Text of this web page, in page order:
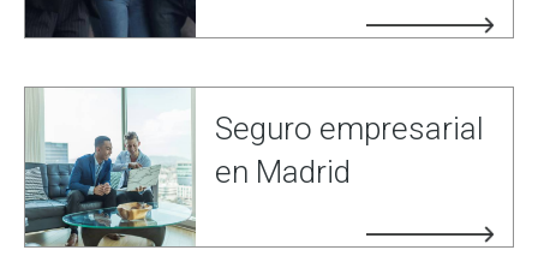
Seguro empresarial
en Madrid